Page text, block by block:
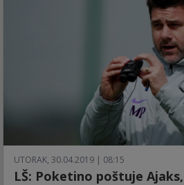
UTORAK, 30.04.2019 | 08:15
LŠ: Poketino poštuje